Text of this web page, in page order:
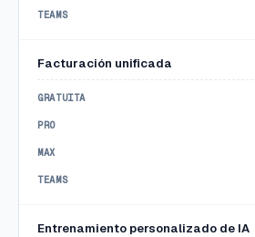
Facturación unificada
Entrenamiento personalizado de IA